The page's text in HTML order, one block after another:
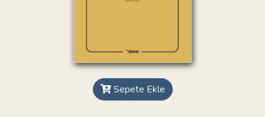
Sepete Ekle